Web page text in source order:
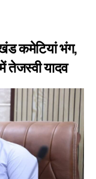
कमेटियां भंग,
तेजस्वी यादव